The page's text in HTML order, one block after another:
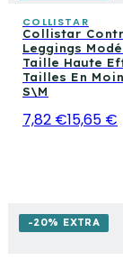
COLLISTAR
Collistar
Leggings
Taille Haute
Tailles En
S\M
7,82 €15,65 €
-20% EXTRA